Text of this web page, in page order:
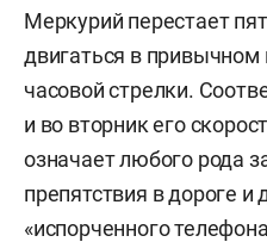
Меркурий перестает
двигаться в
часовой стрелки.
и во вторник его
означает любого рода
препятствия в дороге и
«испорченного